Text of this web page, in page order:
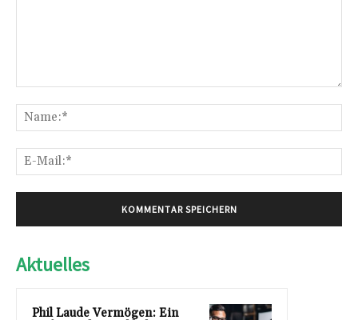
Aktuelles
Phil Laude Vermögen: Ein